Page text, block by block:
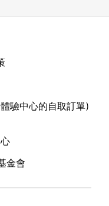
驗中心的自取訂單)
金會